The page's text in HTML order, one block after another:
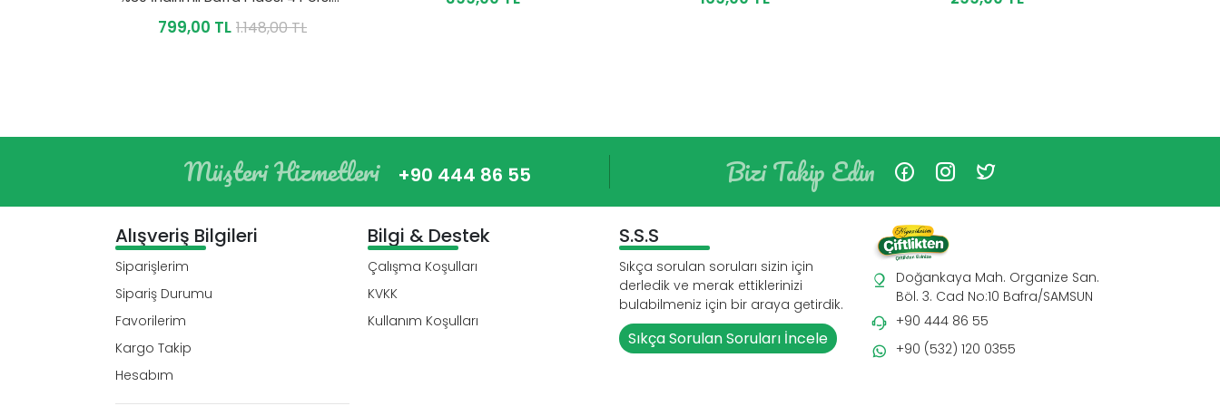
799,00 TL 1.148,00 TL
Müşteri Hizmetleri +90 444 86 55 Bizi Takip Edin
Alışveriş Bilgileri
Siparişlerim
Sipariş Durumu
Favorilerim
Kargo Takip
Hesabım
Bilgi & Destek
Çalışma Koşulları
KVKK
Kullanım Koşulları
S.S.S
Sıkça sorulan soruları sizin için
derledik ve merak ettiklerinizi
bulabilmeniz için bir araya getirdik.
Sıkça Sorulan Soruları İncele
Doğankaya Mah. Organize San.
Böl. 3. Cad No:10 Bafra/SAMSUN
+90 444 86 55
+90 (532) 120 0355